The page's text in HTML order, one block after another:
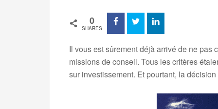
0
SHARES
Il vous est sûrement déjà arrivé de ne pas
missions de conseil. Tous les critères
sur investissement. Et pourtant, la